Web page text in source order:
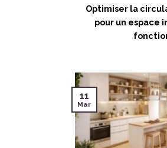
Optimiser la
pour un espace
11
Mar